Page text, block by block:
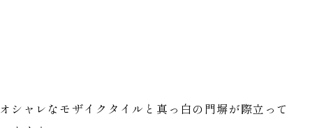
オシャレなモザイクタイルと真っ白の門塀が際立って